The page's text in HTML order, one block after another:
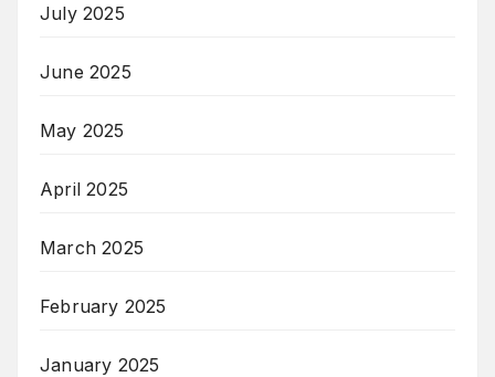
July 2025
June 2025
May 2025
April 2025
March 2025
February 2025
January 2025